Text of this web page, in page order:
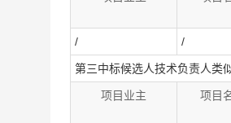
/ /
第三中标候选人技术负责人类
项目业主 项目